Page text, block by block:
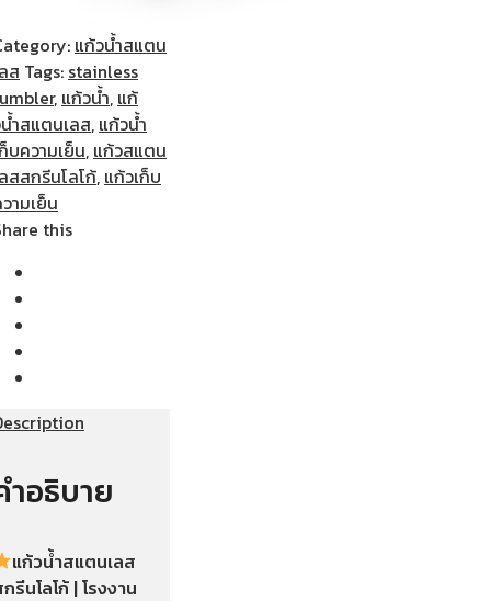
แก้วน้ำสแตน
ส Tags: stainless
, แก้วน้ำ, แก้
ำสแตนเลส, แก้วน้ำ
บความเย็น, แก้วสแตน
สสกรีนโลโก้, แก้วเก็บ
ามเย็น
this
ำอธิบาย
แก้วน้ำสแตนเลส
รีนโลโก้ | โรงงาน